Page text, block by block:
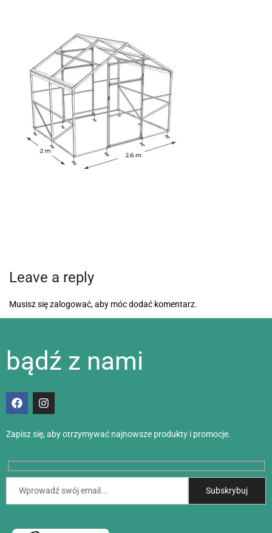
Leave a reply
Musisz sięzalogować, aby móc dodać komentarz.
bądź z nami
Zapisz się, aby otrzymywać najnowsze produkty i promocje.